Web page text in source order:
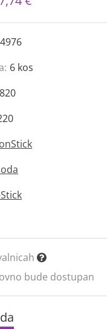
6 kos
bude dostupan